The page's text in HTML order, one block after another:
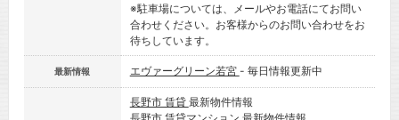
※駐車場については、メールやお電話にてお問い
合わせください。お客様からのお問い合わせをお
待ちしています。
最新情報 エヴァーグリーン若宮 - 毎日情報更新中
長野市 賃貸 最新物件情報